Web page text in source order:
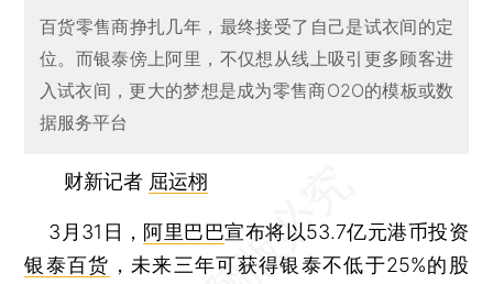
百货零售商挣扎几年，最终接受了自己是试衣间的定
位。而银泰傍上阿里，不仅想从线上吸引更多顾客进
入试衣间，更大的梦想是成为零售商O2O的模板或数
据服务平台
财新记者 屈运栩
3月31日， 阿里巴巴宣布将以53.7亿元港币投资
银泰百货 ，未来三年可获得银泰不低于25%的股